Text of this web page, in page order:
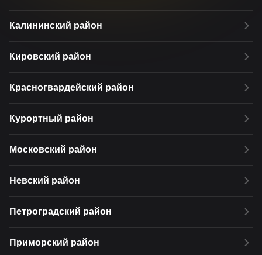
Калининский район
Кировский район
Красногвардейский район
Курортный район
Московский район
Невский район
Петроградский район
Приморский район